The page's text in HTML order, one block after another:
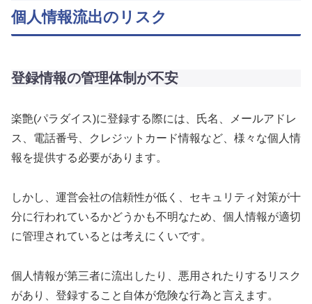
個人情報流出のリスク
登録情報の管理体制が不安
楽艶(パラダイス)に登録する際には、氏名、メールアドレ
ス、電話番号、クレジットカード情報など、様々な個人情
報を提供する必要があります。
しかし、運営会社の信頼性が低く、セキュリティ対策が十
分に行われているかどうかも不明なため、個人情報が適切
に管理されているとは考えにくいです。
個人情報が第三者に流出したり、悪用されたりするリスク
があり、登録すること自体が危険な行為と言えます。